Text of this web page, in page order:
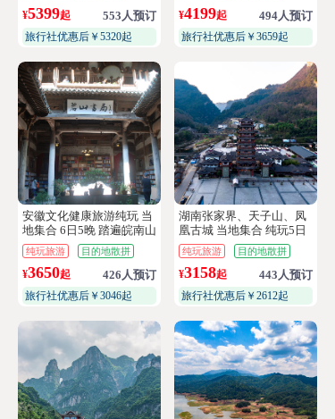
¥5399起 553人预订
旅行社优惠后￥5320起
¥4199起 494人预订
旅行社优惠后￥3659起
安徽文化健康旅游纯玩 当
地集合 6日5晚 踏遍皖南山
水 遇见烟火徽州
纯玩旅游 目的地散拼
¥3650起 426人预订
旅行社优惠后￥3046起
湖南张家界、天子山、凤
凰古城 当地集合 纯玩5日
游 文化健康旅游
纯玩旅游 目的地散拼
¥3158起 443人预订
旅行社优惠后￥2612起